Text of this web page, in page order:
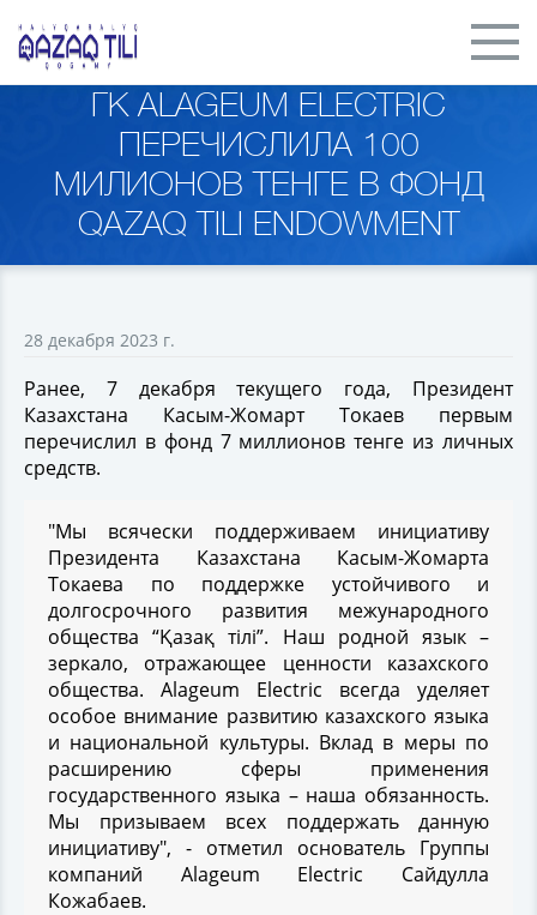
ГК ALAGEUM ELECTRIC
ПЕРЕЧИСЛИЛА 100
МИЛИОНОВ ТЕНГЕ В ФОНД
QAZAQ TILI ENDOWMENT
28 декабря 2023 г.
Ранее, 7 декабря текущего года, Президент
Казахстана Касым-Жомарт Токаев первым
перечислил в фонд 7 миллионов тенге из личных
средств.
"Мы всячески поддерживаем инициативу
Президента Казахстана Касым-Жомарта
Токаева по поддержке устойчивого и
долгосрочного развития межународного
общества “Қазақ тілі”. Наш родной язык –
зеркало, отражающее ценности казахского
общества. Alageum Electric всегда уделяет
особое внимание развитию казахского языка
и национальной культуры. Вклад в меры по
расширению сферы применения
государственного языка – наша обязанность.
Мы призываем всех поддержать данную
инициативу", - отметил основатель Группы
компаний Alageum Electric Сайдулла
Кожабаев.